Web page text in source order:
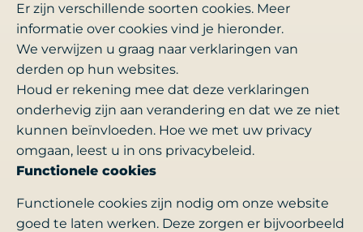
Er zijn verschillende soorten cookies. Meer
informatie over cookies vind je hieronder.
We verwijzen u graag naar verklaringen van
derden op hun websites.
Houd er rekening mee dat deze verklaringen
onderhevig zijn aan verandering en dat we ze niet
kunnen beïnvloeden. Hoe we met uw privacy
omgaan, leest u in ons privacybeleid.
Functionele cookies
Functionele cookies zijn nodig om onze website
goed te laten werken. Deze zorgen er bijvoorbeeld